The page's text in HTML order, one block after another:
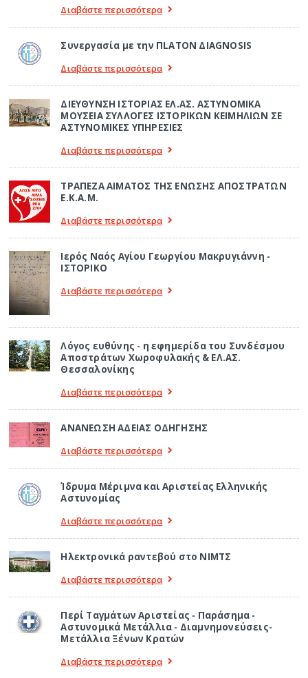
Διαβάστε περισσότερα
Συνεργασία με την ΠLATON ΔIAGNOSIS
Διαβάστε περισσότερα
ΔΙΕΥΘΥΝΣΗ ΙΣΤΟΡΙΑΣ ΕΛ.ΑΣ. ΑΣΤΥΝΟΜΙΚΑ
ΜΟΥΣΕΙΑ ΣΥΛΛΟΓΕΣ ΙΣΤΟΡΙΚΩΝ ΚΕΙΜΗΛΙΩΝ ΣΕ
ΑΣΤΥΝΟΜΙΚΕΣ ΥΠΗΡΕΣΙΕΣ
Διαβάστε περισσότερα
ΤΡΑΠΕΖΑ ΑΙΜΑΤΟΣ ΤΗΣ ΕΝΩΣΗΣ ΑΠΟΣΤΡΑΤΩΝ
Ε.Κ.Α.Μ.
Διαβάστε περισσότερα
Ιερός Ναός Αγίου Γεωργίου Μακρυγιάννη -
ΙΣΤΟΡΙΚΟ
Διαβάστε περισσότερα
Λόγος ευθύνης - η εφημερίδα του Συνδέσμου
Αποστράτων Χωροφυλακής & ΕΛ.ΑΣ.
Θεσσαλονίκης
Διαβάστε περισσότερα
ΑΝΑΝΕΩΣΗ ΑΔΕΙΑΣ ΟΔΗΓΗΣΗΣ
Διαβάστε περισσότερα
Ίδρυμα Μέριμνα και Αριστείας Ελληνικής
Αστυνομίας
Διαβάστε περισσότερα
Ηλεκτρονικά ραντεβού στο ΝΙΜΤΣ
Διαβάστε περισσότερα
Περί Ταγμάτων Αριστείας - Παράσημα -
Αστυνομικά Μετάλλια - Διαμνημονεύσεις-
Μετάλλια Ξένων Κρατών
Διαβάστε περισσότερα